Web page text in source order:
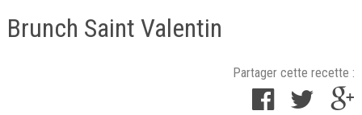
Brunch Saint Valentin
Partager cette recette :